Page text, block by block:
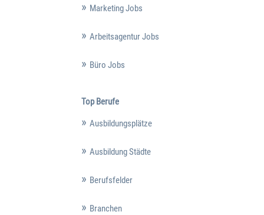
Marketing Jobs
Arbeitsagentur Jobs
Büro Jobs
Top Berufe
Ausbildungsplätze
Ausbildung Städte
Berufsfelder
Branchen